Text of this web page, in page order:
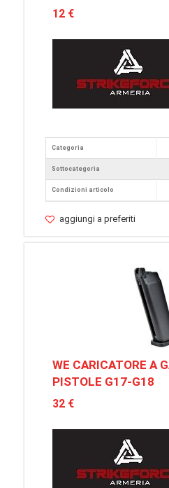
12 €
Categoria
Sottocategoria
Condizioni articolo
aggiungi a preferiti
WE CARICATORE A
PISTOLE G17-G18
32 €